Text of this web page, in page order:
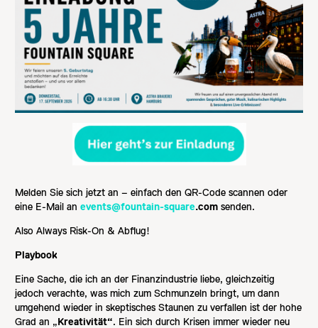
Melden Sie sich jetzt an – einfach den QR-Code scannen oder
eine E-Mail an events@fountain-square.com senden.
Also Always Risk-On & Abflug!
Playbook
Eine Sache, die ich an der Finanzindustrie liebe, gleichzeitig
jedoch verachte, was mich zum Schmunzeln bringt, um dann
umgehend wieder in skeptisches Staunen zu verfallen ist der hohe
Grad an „Kreativität“. Ein sich durch Krisen immer wieder neu